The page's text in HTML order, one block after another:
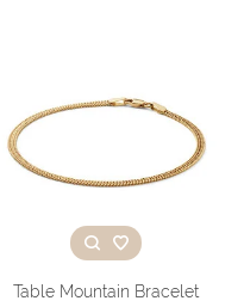
Table Mountain Bracelet